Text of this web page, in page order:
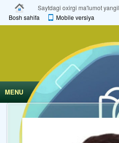
Saytdagi oxirgi ma'lumot
Bosh sahifa
Mobile versiya
MENU